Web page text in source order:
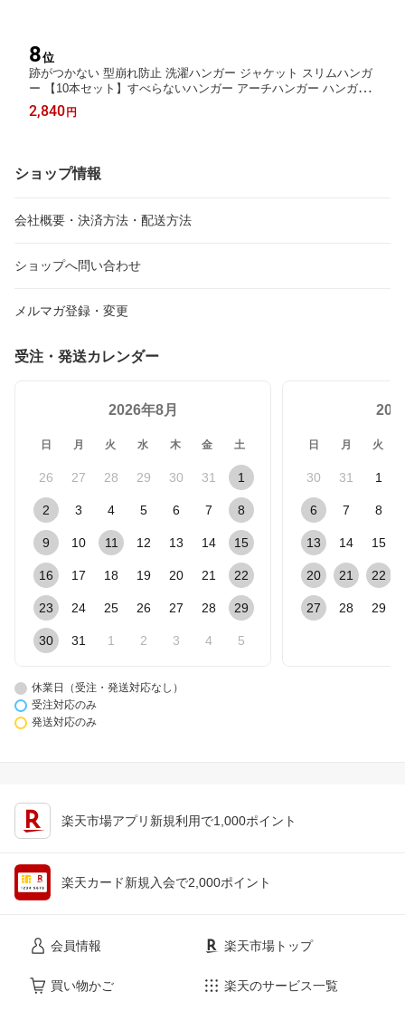
8位
跡がつかない 型崩れ防止 洗濯ハンガー ジャケット スリムハンガ
ー 【10本セット】すべらないハンガー アーチハンガー ハンガー
【10本セット】すべらないハンガー 衣類ハンガー 変形にくい 薄
型 スリム おしゃれ 収納
2,840 円
ショップ情報
会社概要・決済方法・配送方法
ショップへ問い合わせ
メルマガ登録・変更
受注・発送カレンダー
2026年8月
日 月 火 水 木 金 土
26 27 28 29 30 31 1
2 3 4 5 6 7 8
9 10 11 12 13 14 15
16 17 18 19 20 21 22
23 24 25 26 27 28 29
30 31 1 2 3 4 5
日 月 火
30 31 1
6 7 8
13 14 15
20 21 22
27 28 29
休業日（受注・発送対応なし）
受注対応のみ
発送対応のみ
楽天市場アプリ新規利用で1,000ポイント
楽天カード新規入会で2,000ポイント
会員情報
買い物かご
楽天市場トップ
楽天のサービス一覧